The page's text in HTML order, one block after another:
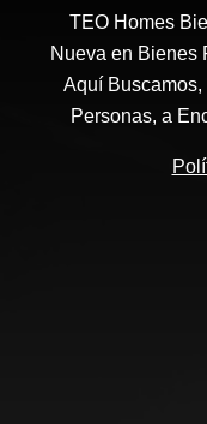
TEO Homes
Nueva en Bienes
Aquí
Personas, a